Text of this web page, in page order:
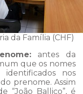
da Família (CHF)
antes da
que os nomes
identificados nos
prenome. Assim
“João Ballico”, é